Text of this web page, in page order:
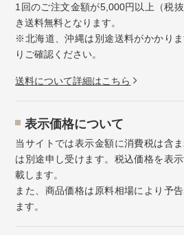
1回のご注文金額が5,000円以上（税
き送料無料となります。
※北海道、沖縄は別途送料がかかり
りご確認ください。
送料について詳細はこちら
表示価格について
当サイトでは表示金額に消費税は含
は別途申し受けます。税込価格を表
載します。
また、商品価格は原料相場により予
ます。